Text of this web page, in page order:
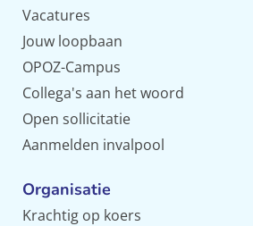
Vacatures
Jouw loopbaan
OPOZ-Campus
Collega's aan het woord
Open sollicitatie
Aanmelden invalpool
Organisatie
Krachtig op koers